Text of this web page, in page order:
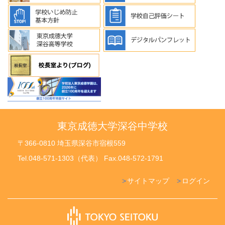
東京成徳大学深谷中学校
〒366-0810 埼玉県深谷市宿根559
Tel.048-571-1303（代表） Fax.048-572-1791
ログイン
サイトマップ